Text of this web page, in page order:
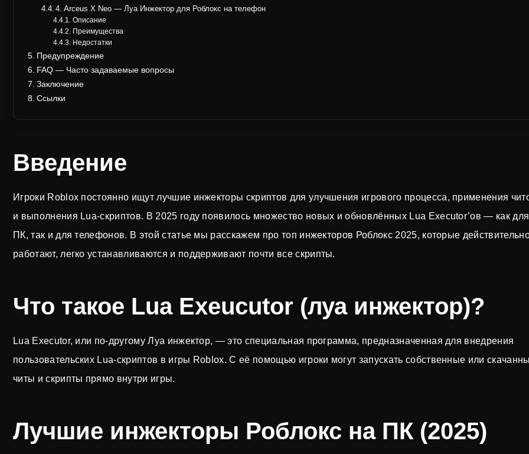
4. Arceus X Neo — Луа Инжектор для Роблокс на телефон
Описание
Преимущества
Недостатки
Предупреждение
FAQ — Часто задаваемые вопросы
Заключение
Ссылки
Введение
Игроки Roblox постоянно ищут лучшие инжекторы скриптов для улучшения игрового процесса, применения
и выполнения Lua-скриптов. В 2025 году появилось множество новых и обновлённых Lua Executor’ов — как для
ПК, так и для телефонов. В этой статье мы расскажем про топ инжекторов Роблокс 2025, которые
работают, легко устанавливаются и поддерживают почти все скрипты.
Что такое Lua Exeucutor (луа инжектор)?
Lua Executor, или по-другому Луа инжектор, — это специальная программа, предназначенная для внедрения
пользовательских Lua-скриптов в игры Roblox. С её помощью игроки могут запускать собственные или
читы и скрипты прямо внутри игры.
Лучшие инжекторы Роблокс на ПК (2025)